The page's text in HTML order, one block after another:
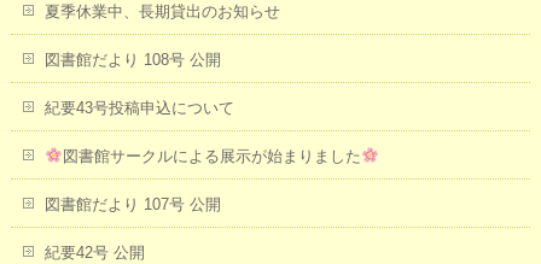
夏季休業中、長期貸出のお知らせ
図書館だより 108号 公開
紀要43号投稿申込について
図書館サークルによる展示が始まりました
図書館だより 107号 公開
紀要42号 公開